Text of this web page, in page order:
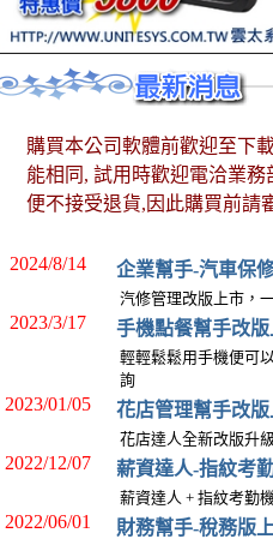
購買本公司軟體前歡迎至下
能相同, 試用時歡迎電洽業
便不接受退貨,因此購買前請
2024/8/14 企業幫手-汽車保
汽修管理改版上市，
2023/3/17 手機點餐幫手改版
輕輕鬆鬆用手機便可
詢
2023/01/05 花店管理幫手改版
花店達人全新改版升
2022/12/07 薪資達人-指紋考
薪資達人 + 指紋考勤
2022/06/01 財務幫手-稅務版